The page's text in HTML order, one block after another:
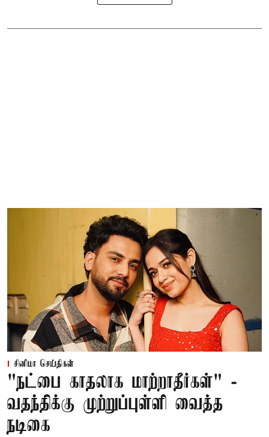
சினிமா செய்திகள்
"நட்பை காதலாக மாற்றாதீர்கள்" -
வதந்திக்கு முற்றுப்புள்ளி வைத்த
நடிகை